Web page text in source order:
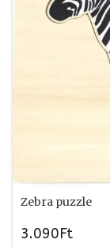
Zebra puzzle
3.090Ft